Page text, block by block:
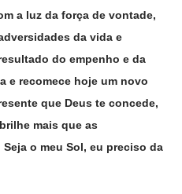
a luz da força de vontade,
da vida e
do empenho e da
e recomece hoje um novo
que Deus te concede,
mais que as
o meu Sol, eu preciso da